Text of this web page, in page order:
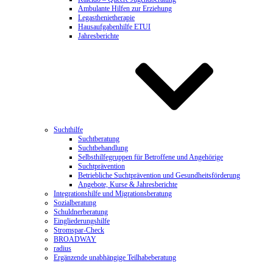
Ambulante Hilfen zur Erziehung
Legasthenietherapie
Hausaufgabenhilfe ETUI
Jahresberichte
Suchthilfe
Suchtberatung
Suchtbehandlung
Selbsthilfegruppen für Betroffene und Angehörige
Suchtprävention
Betriebliche Suchtprävention und Gesundheitsförderung
Angebote, Kurse & Jahresberichte
Integrationshilfe und Migrationsberatung
Sozialberatung
Schuldnerberatung
Eingliederungshilfe
Stromspar-Check
BROADWAY
radius
Ergänzende unabhängige Teilhabeberatung